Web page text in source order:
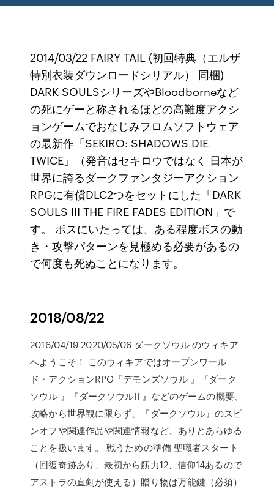
2014/03/22 FAIRY TAIL (初回特典（エルザ
特別衣装ダウンロードシリアル） 同梱)
DARK SOULSシリーズやBloodborneなど
の死にゲーと称されるほどの高難度アクシ
ョンゲームでおなじみフロムソフトウェア
の最新作「SEKIRO: SHADOWS DIE
TWICE」（発音はセキロウではなく 日本が
世界に誇るダークファンタジーアクション
RPGに有償DLC2つをセットにした「DARK
SOULS III THE FIRE FADES EDITION」で
す。 ボスにいたっては、ある程度ボスの動
き・攻撃パターンを見極める必要があるの
で何度も死ぬことになります。
2018/08/22
2016/04/19 2020/05/06 ダークソウル のウィキア
へようこそ！ このウィキアではオープンワール
ド・アクションRPG『デモンズソウル 』『ダーク
ソウル 』『ダークソウルII 』などのゲームの概要、
攻略から世界観に限らず、『ダークソウル』のスピ
ンオフや関連作品や関連情報など、ありとあらゆる
ことを扱います。 戦うための準備 聖職者スタート
（回復奇跡あり、最初から筋力12、信仰14あるので
アストラの直剣が使える）贈り物は万能鍵（必須）